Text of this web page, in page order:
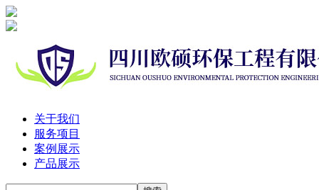
关于我们
服务项目
案例展示
产品展示